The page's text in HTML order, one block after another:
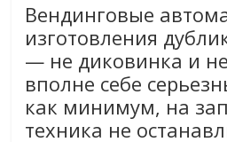
Вендинговые
изготовления
— не диковинка и
вполне себе
как минимум, на
техника не